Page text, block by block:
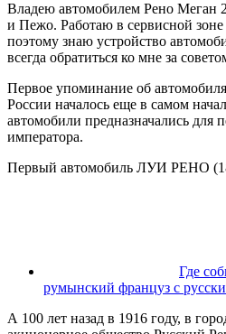
Владею автомобилем Рено Меган
и Пежо. Работаю в сервисной зоне
поэтому знаю устройство
всегда обратиться ко мне за
Первое упоминание об
России началось еще в самом
автомобили предназначались для
императора.
Первый автомобиль ЛУИ РЕНО
Где
румынский француз с
А 100 лет назад в 1916 году, в